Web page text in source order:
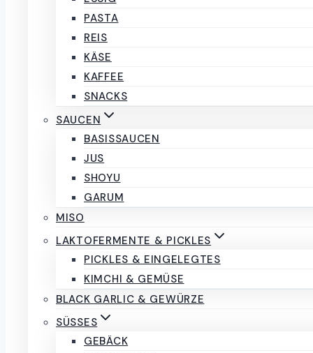
PASTA
REIS
KÄSE
KAFFEE
SNACKS
SAUCEN
BASISSAUCEN
JUS
SHOYU
GARUM
MISO
LAKTOFERMENTE & PICKLES
PICKLES & EINGELEGTES
KIMCHI & GEMÜSE
BLACK GARLIC & GEWÜRZE
SÜSSES
GEBÄCK
IN DEN WARENKORB
Kategorie:Gebäck
Beschreibung
Rezensionen (0)
Beschreibung
Diese edlen Schokoladekugeln stehen für puren
und ihr intensives Aroma. Ob als kleine Auszeit im
Rezensionen
Es gibt noch keine Rezensionen.
Schreibe die erste Rezension für „Schokoladekugeln“